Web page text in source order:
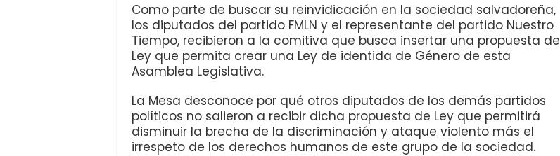
Como parte de buscar su reinvidicación en la sociedad salvadoreña,
los diputados del partido FMLN y el representante del partido Nuestro
Tiempo, recibieron a la comitiva que busca insertar una propuesta de
Ley que permita crear una Ley de identida de Género de esta
Asamblea Legislativa.
La Mesa desconoce por qué otros diputados de los demás partidos
políticos no salieron a recibir dicha propuesta de Ley que permitirá
disminuir la brecha de la discriminación y ataque violento más el
irrespeto de los derechos humanos de este grupo de la sociedad.